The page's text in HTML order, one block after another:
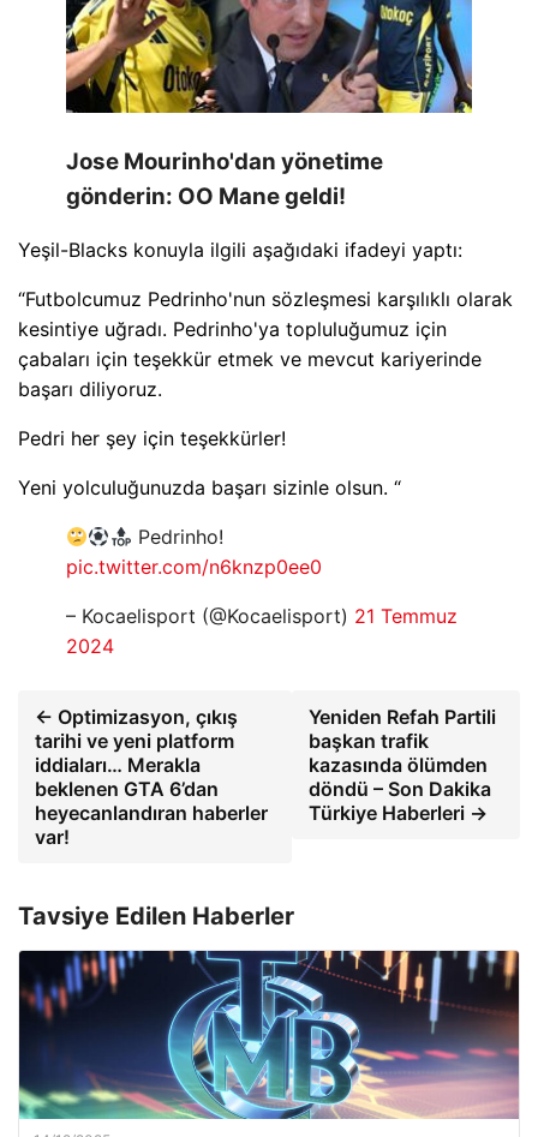
Jose Mourinho'dan yönetime
gönderin: OO Mane geldi!
Yeşil-Blacks konuyla ilgili aşağıdaki ifadeyi yaptı:
“Futbolcumuz Pedrinho'nun sözleşmesi karşılıklı olarak
kesintiye uğradı. Pedrinho'ya topluluğumuz için
çabaları için teşekkür etmek ve mevcut kariyerinde
başarı diliyoruz.
Pedri her şey için teşekkürler!
Yeni yolculuğunuzda başarı sizinle olsun. “
Pedrinho!
pic.twitter.com/n6knzp0ee0
– Kocaelisport (@Kocaelisport) 21 Temmuz
2024
← Optimizasyon, çıkış
tarihi ve yeni platform
iddiaları… Merakla
beklenen GTA 6’dan
heyecanlandıran haberler
var!
Yeniden Refah Partili
başkan trafik
kazasında ölümden
döndü – Son Dakika
Türkiye Haberleri →
Tavsiye Edilen Haberler